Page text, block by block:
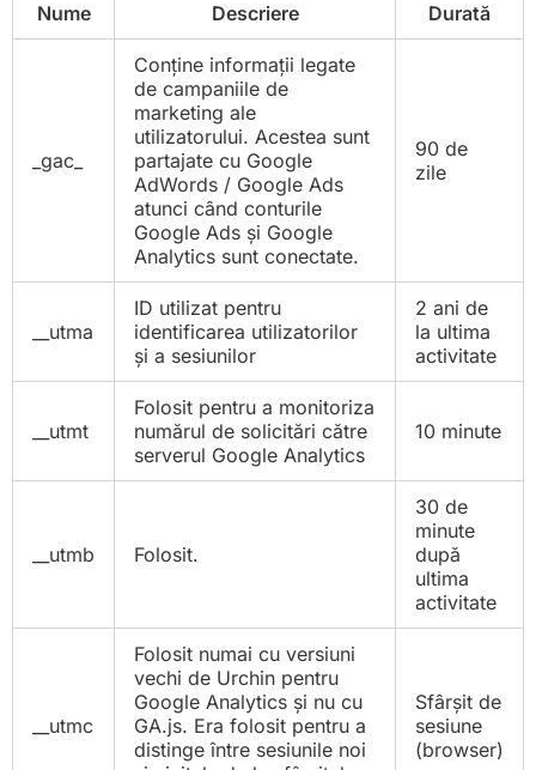
Nume
Descriere Durată
_gac_
Conține informații legate
de campaniile de
marketing ale
utilizatorului. Acestea sunt
partajate cu Google
AdWords / Google Ads
atunci când conturile
Google Ads și Google
Analytics sunt conectate.
90 de
zile
__utma
ID utilizat pentru
identificarea utilizatorilor
și a sesiunilor
2 ani de
la ultima
activitate
__utmt
Folosit pentru a monitoriza
numărul de solicitări către
serverul Google Analytics
10 minute
__utmb Folosit.
30 de
minute
după
ultima
activitate
__utmc
Folosit numai cu versiuni
vechi de Urchin pentru
Google Analytics și nu cu
GA.js. Era folosit pentru a
distinge între sesiunile noi
Sfârșit de
sesiune
(browser)